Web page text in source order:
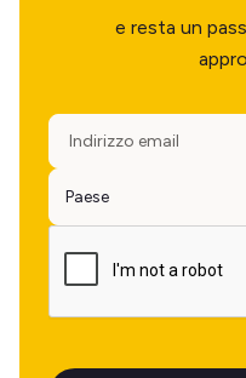
e resta un